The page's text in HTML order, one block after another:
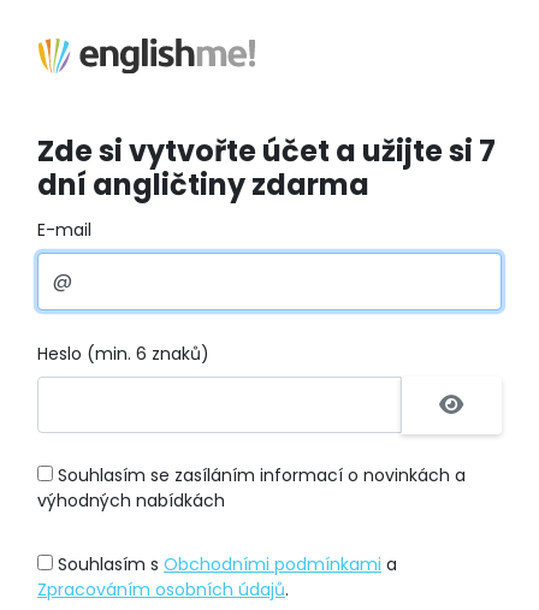
Zde si vytvořte účet a užijte si 7
dní angličtiny zdarma
E-mail
Heslo (min. 6 znaků)
Souhlasím se zasíláním informací o novinkách a
výhodných nabídkách
Souhlasím s Obchodními podmínkami a
Zpracováním osobních údajů.